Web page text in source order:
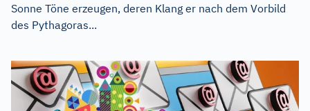
Sonne Töne erzeugen, deren Klang er nach dem Vorbild
des Pythagoras...